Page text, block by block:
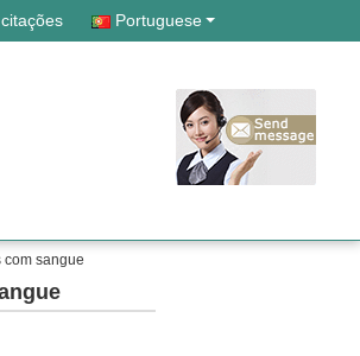
Portuguese
com sangue